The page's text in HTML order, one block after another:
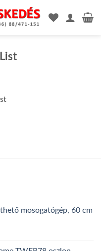
mosogatógép, 60 cm